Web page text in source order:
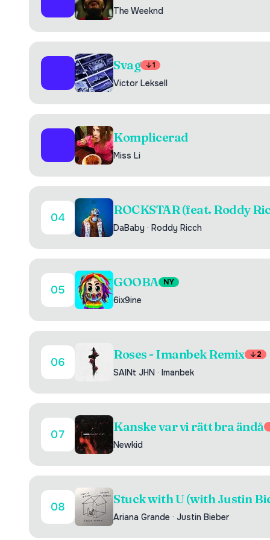
The Weeknd
Svag 1
Victor Leksell
Komplicerad
Miss Li
04
ROCKSTAR (feat. Roddy
DaBaby · Roddy Ricch
05
GOOBA NY
6ix9ine
06
Roses - Imanbek Remix 2
SAINt JHN · Imanbek
07
Kanske var vi rätt bra ändå
Newkid
08
Stuck with U (with Justin
Ariana Grande · Justin Bieber